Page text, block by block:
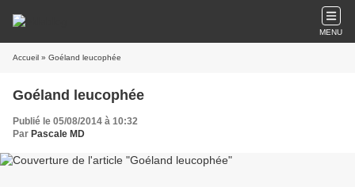
MENU
Accueil » Goéland leucophée
Goéland leucophée
Publié le 05/08/2014 à 10:32
Par Pascale MD